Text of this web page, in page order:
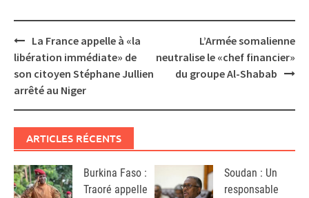
Post
navigation
La France appelle à «la
libération immédiate» de
son citoyen Stéphane Jullien
arrêté au Niger
L’Armée somalienne
neutralise le «chef financier»
du groupe Al-Shabab
ARTICLES RÉCENTS
Burkina Faso :
Traoré appelle
Soudan : Un
responsable